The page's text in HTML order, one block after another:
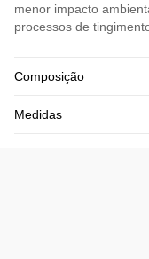
menor impacto
processos de
Composição
Medidas